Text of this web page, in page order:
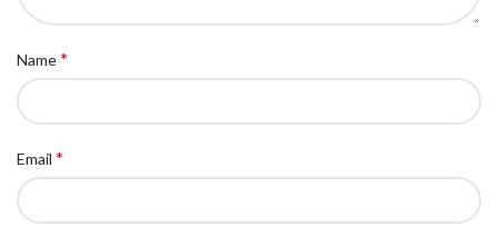
Name*
Email *